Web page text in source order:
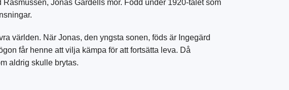
Jonas Gardells mor. Född under 1920-talet som
världen. När Jonas, den yngsta sonen, föds är Ingegärd
får henne att vilja kämpa för att fortsätta leva. Då
aldrig skulle brytas.